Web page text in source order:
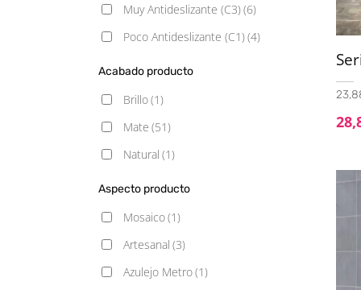
Muy Antideslizante (C3)(6)
Poco Antideslizante (C1)(4)
Acabado producto
Brillo(1)
Mate (51)
Natural (1)
Aspecto producto
Mosaico(1)
Artesanal (3)
Azulejo Metro(1)